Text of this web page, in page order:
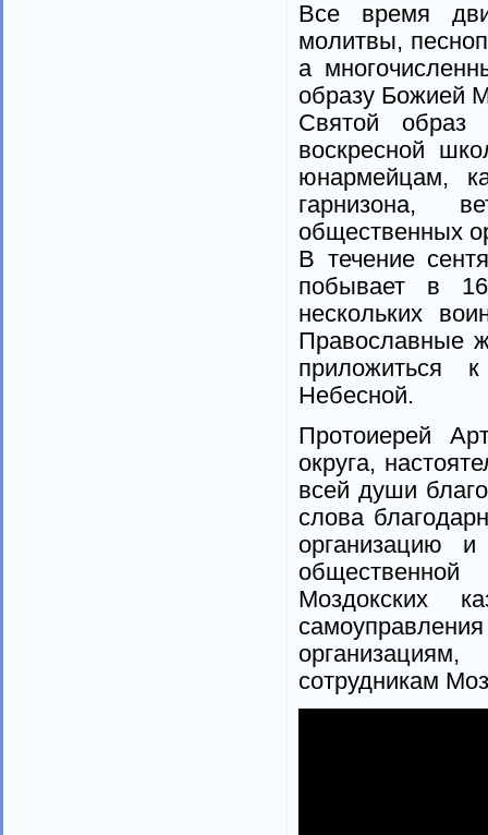
Все время
молитвы,
а
образу Божией
Святой образ
воскресной
юнармейцам,
гарнизона,
общественных
В течение
побывает в
нескольких
Православные
приложиться
Небесной.
Протоиерей
округа,
всей души
слова
организацию
общественной
Моздокских
сотрудникам